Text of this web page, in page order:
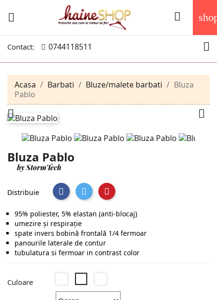
 
Contact: 0744118511 
Acasa Barbati Bluze/malete barbati
Bluza
Pablo
 
Bluza Pablo
by StormTech
Distribuie
95% poliester, 5% elastan (anti-blocaj)
umezire și respirație
spate invers bobină frontală 1/4 fermoar
panourile laterale de contur
tubulatura si fermoar in contrast color
Culoare